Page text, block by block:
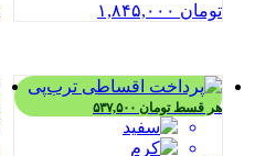
تومان
هر قسطتومان